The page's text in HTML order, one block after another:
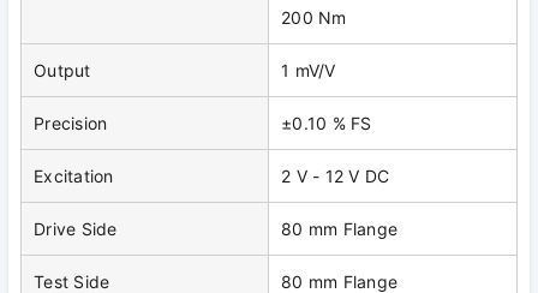
200 Nm
Output 1 mV/V
Precision ±0.10 % FS
Excitation 2 V - 12 V DC
Drive Side 80 mm Flange
Test Side 80 mm Flange